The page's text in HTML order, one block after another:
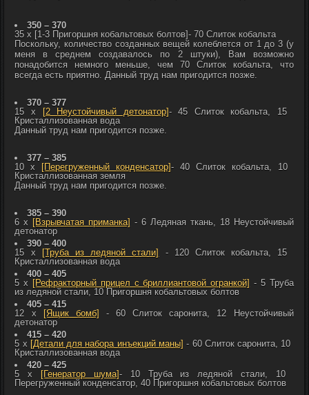
350 – 370
35 x [1-3 Пригоршня кобальтовых болтов]- 70Слиток кобальта
Поскольку, количество созданных вещей колеблется от 1 до 3 (у
меня в среднем создавалось по 2 штуки), Вам возможно
понадобится немного меньше, чем 70 Слиток кобальта, что
всегда есть приятно. Данный труд нам пригодится позже.
370 – 377
15 x
[2 Неустойчивый детонатор]- 45 Слиток кобальта, 15
Кристаллизованная вода
Данный труд нам пригодится позже.
377 – 385
10 x
[Перегруженный конденсатор]- 40 Слиток кобальта, 10
Кристаллизованная земля
Данный труд нам пригодится позже.
385 – 390
6 x [Взрывчатая приманка] - 6 Ледяная ткань, 18 Неустойчивый
детонатор
390 – 400
15 x
[Труба из ледяной стали] - 120 Слиток кобальта, 15
Кристаллизованная вода
400 – 405
5 x [Рефракторный прицел с бриллиантовой огранкой] - 5 Труба
из ледяной стали, 10Пригоршня кобальтовых болтов
405 – 415
12 x
[Ящик бомб] - 60Слиток саронита, 12
Неустойчивый
детонатор
415 – 420
5 x [Детали для набора инъекций маны] - 60 Слиток саронита, 10
Кристаллизованная вода
420 – 425
5 x
[Генератор шума]- 10 Труба из ледяной стали, 10
Перегруженный конденсатор, 40 Пригоршня кобальтовых болтов